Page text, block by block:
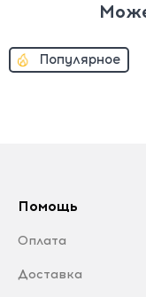
Популярное
Помощь
Оплата
Доставка